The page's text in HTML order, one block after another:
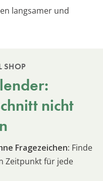
langsamer und
SHOP
nicht
Fragezeichen: Finde
Zeitpunkt für jede